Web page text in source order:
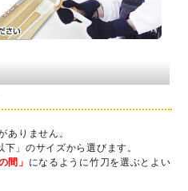
ありません。
」のサイズから選びます。
間」 になるように竹刀を選ぶとよい